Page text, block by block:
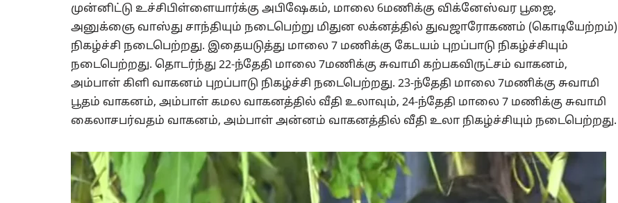
முன்னிட்டு உச்சிபிள்ளையார்க்கு அபிஷேகம், மாலை 6மணிக்கு விக்னேஸ்வர பூஜை,
அனுக்ஞை வாஸ்து சாந்தியும் நடைபெற்று மிதுன லக்னத்தில் துவஜாரோகணம் (கொடியேற்றம்)
நிகழ்ச்சி நடைபெற்றது. இதையடுத்து மாலை 7 மணிக்கு கேடயம் புறப்பாடு நிகழ்ச்சியும்
நடைபெற்றது. தொடர்ந்து 22-ந்தேதி மாலை 7மணிக்கு சுவாமி கற்பகவிருட்சம் வாகனம்,
அம்பாள் கிளி வாகனம் புறப்பாடு நிகழ்ச்சி நடைபெற்றது. 23-ந்தேதி மாலை 7மணிக்கு சுவாமி
பூதம் வாகனம், அம்பாள் கமல வாகனத்தில் வீதி உலாவும், 24-ந்தேதி மாலை 7 மணிக்கு சுவாமி
கைலாசபர்வதம் வாகனம், அம்பாள் அன்னம் வாகனத்தில் வீதி உலா நிகழ்ச்சியும் நடைபெற்றது.